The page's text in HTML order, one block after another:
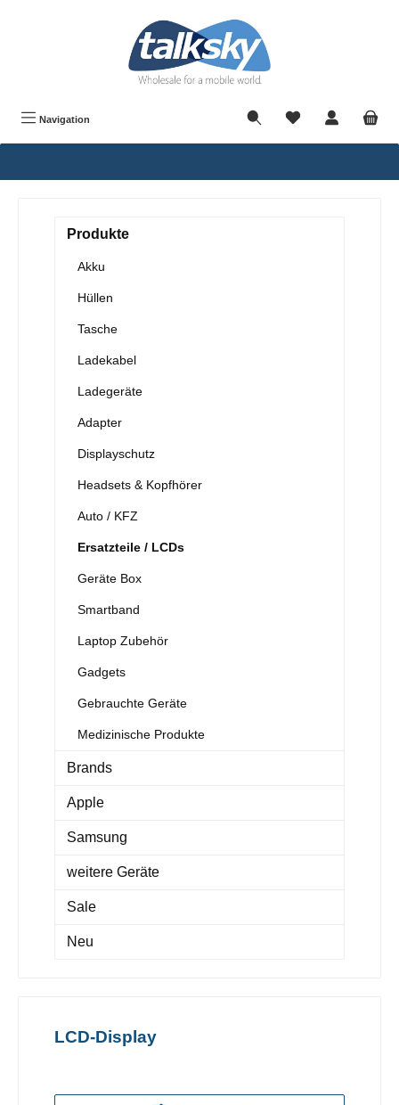
Navigation
Produkte
Akku
Hüllen
Tasche
Ladekabel
Ladegeräte
Adapter
Displayschutz
Headsets & Kopfhörer
Auto / KFZ
Ersatzteile / LCDs
Geräte Box
Smartband
Laptop Zubehör
Gadgets
Gebrauchte Geräte
Medizinische Produkte
Brands
Apple
Samsung
weitere Geräte
Sale
Neu
LCD-Display